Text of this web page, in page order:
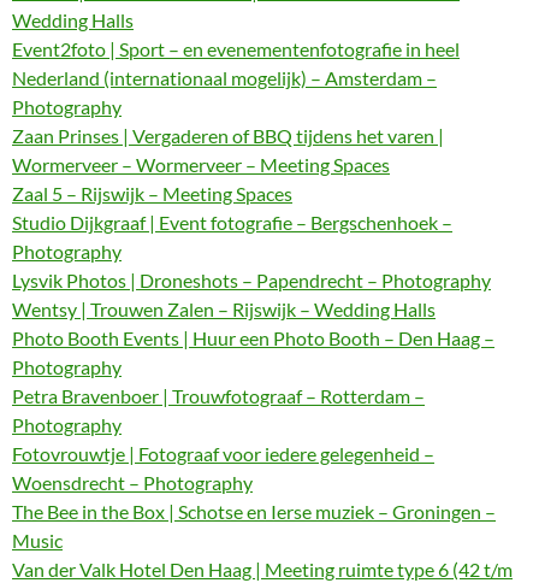
Wedding Halls
Event2foto | Sport – en evenementenfotografie in heel
Nederland (internationaal mogelijk) – Amsterdam –
Photography
Zaan Prinses | Vergaderen of BBQ tijdens het varen |
Wormerveer – Wormerveer – Meeting Spaces
Zaal 5 – Rijswijk – Meeting Spaces
Studio Dijkgraaf | Event fotografie – Bergschenhoek –
Photography
Lysvik Photos | Droneshots – Papendrecht – Photography
Wentsy | Trouwen Zalen – Rijswijk – Wedding Halls
Photo Booth Events | Huur een Photo Booth – Den Haag –
Photography
Petra Bravenboer | Trouwfotograaf – Rotterdam –
Photography
Fotovrouwtje | Fotograaf voor iedere gelegenheid –
Woensdrecht – Photography
The Bee in the Box | Schotse en Ierse muziek – Groningen –
Music
Van der Valk Hotel Den Haag | Meeting ruimte type 6 (42 t/m